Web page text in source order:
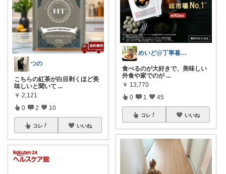
つの
こちらの紅茶が白目剥くほど美
味しいと聞いて ...
￥ 2,121
0 2 10
コレ いいね
めいど@丁寧暮らし✨️
食べるのが大好きで、美味しい
外食や家でのが ...
￥ 13,770
0 1 45
コレ いいね